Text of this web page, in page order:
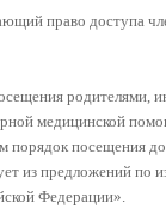
право доступа
родителями,
медицинской
порядок посещения
из предложений по
Федерации».